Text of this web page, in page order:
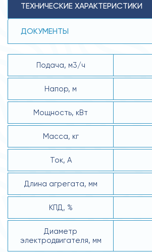
ТЕХНИЧЕСКИЕ ХАРАКТЕРИСТИКИ
ДОКУМЕНТЫ
Подача, м3/ч
Напор, м
Мощность, кВт
Масса, кг
Ток, А
Длина агрегата, мм
КПД, %
Диаметр
электродвигателя, мм